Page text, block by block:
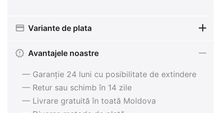
Variante de plata
Avantajele noastre
— Garanție 24 luni cu posibilitate de extindere
— Retur sau schimb în 14 zile
— Livrare gratuită în toată Moldova